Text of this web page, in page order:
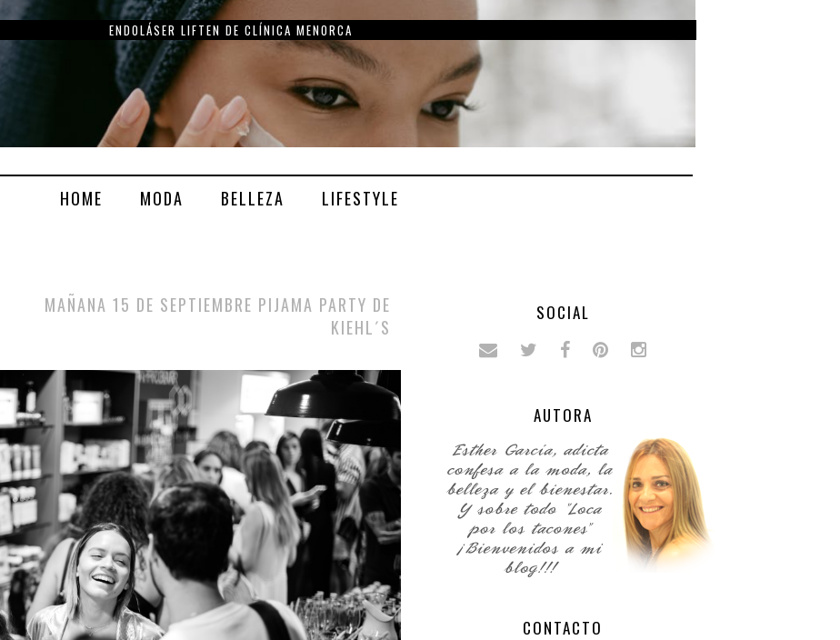
ENDOLÁSER LIFTEN DE CLÍNICA MENORCA
HOME MODA BELLEZA LIFESTYLE
MAÑANA 15 DE SEPTIEMBRE PIJAMA PARTY DE
KIEHL´S
SOCIAL
AUTORA
CONTACTO